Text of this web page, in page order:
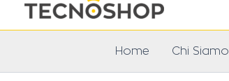
Home Chi Siamo